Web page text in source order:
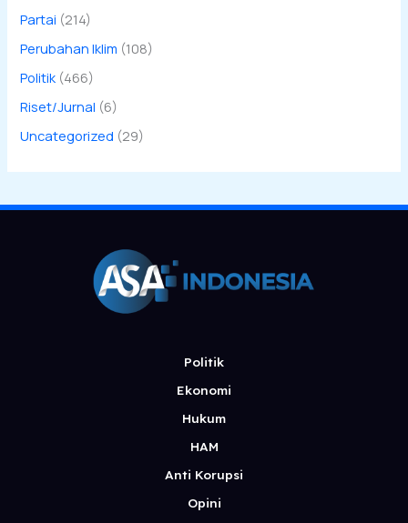
Partai (214)
Perubahan Iklim (108)
Politik (466)
Riset/Jurnal (6)
Uncategorized (29)
Politik
Ekonomi
Hukum
HAM
Anti Korupsi
Opini